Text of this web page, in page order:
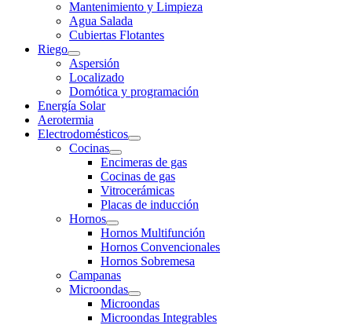
Mantenimiento y Limpieza
Agua Salada
Cubiertas Flotantes
Riego
Aspersión
Localizado
Domótica y programación
Energía Solar
Aerotermia
Electrodomésticos
Cocinas
Encimeras de gas
Cocinas de gas
Vitrocerámicas
Placas de inducción
Hornos
Hornos Multifunción
Hornos Convencionales
Hornos Sobremesa
Campanas
Microondas
Microondas
Microondas Integrables